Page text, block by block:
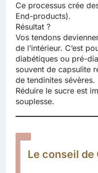
Ce processus crée
End-products).
Résultat ?
Vos tendons
de l’intérieur. C’est
diabétiques ou pré-
souvent de capsulite
de tendinites sévères.
Réduire le sucre est
souplesse.
Le conseil de